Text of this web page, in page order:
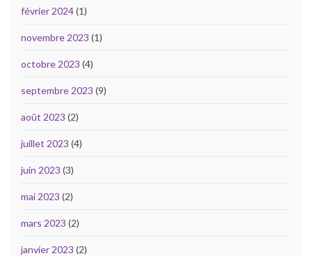
février 2024(1)
novembre 2023 (1)
octobre 2023 (4)
septembre 2023 (9)
août 2023 (2)
juillet 2023 (4)
juin 2023 (3)
mai 2023 (2)
mars 2023 (2)
janvier 2023 (2)